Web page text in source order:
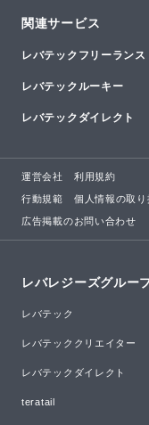
関連サービス
レバテックフリーランス
レバテックルーキー
レバテックダイレクト
運営会社 利用規約
行動規範 個人情報の取り
広告掲載のお問い合わせ
レバレジーズグルー
レバテック
レバテッククリエイター
レバテックダイレクト
teratail